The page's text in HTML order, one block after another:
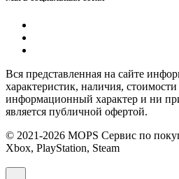
Вся представленная на сайте
характеристик, наличия,
информационный характер и ни
является публичной офертой.
© 2021-2026 MOPS Сервис по
Xbox, PlayStation, Steam